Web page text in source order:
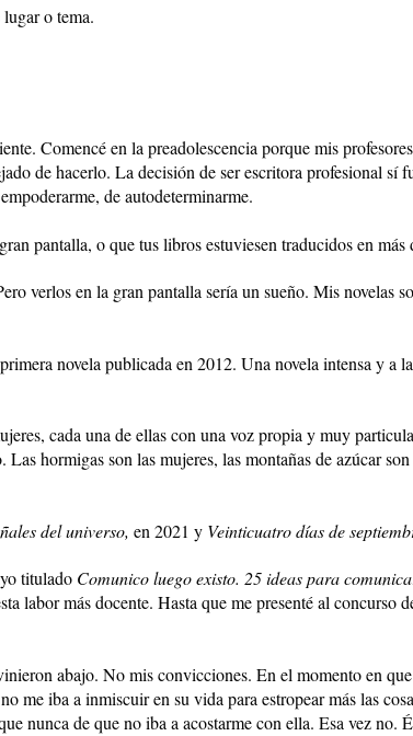
o tema.
Comencé en la preadolescencia porque mis
de hacerlo. La decisión de ser escritora profesional
de autodeterminarme.
pantalla, o que tus libros estuviesen traducidos en más
verlos en la gran pantalla sería un sueño. Mis novelas
novela publicada en 2012. Una novela intensa y a
cada una de ellas con una voz propia y muy
hormigas son las mujeres, las montañas de azúcar
del universo, en 2021 y Veinticuatro días de
titulado Comunico luego existo. 25 ideas para
labor más docente. Hasta que me presenté al concurso
abajo. No mis convicciones. En el momento en
me iba a inmiscuir en su vida para estropear más las
nunca de que no iba a acostarme con ella. Esa vez